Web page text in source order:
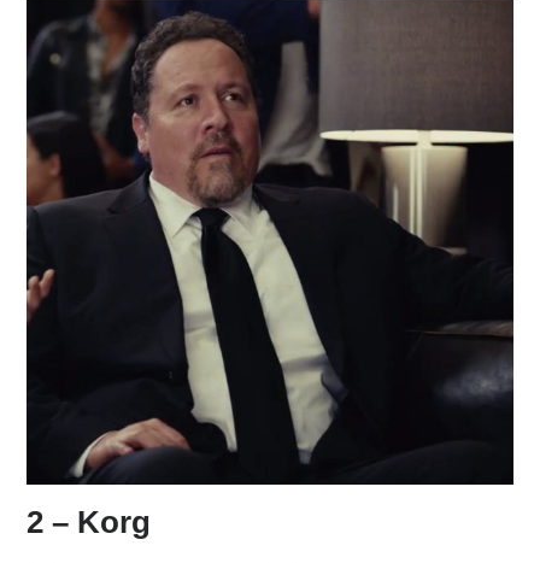
2 – Korg